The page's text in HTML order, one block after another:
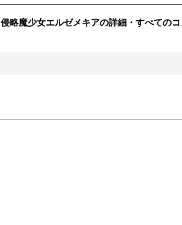
侵略魔少女エルゼメキアの詳細・すべての